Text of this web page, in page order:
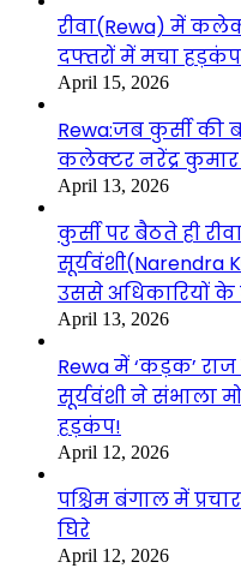
रीवा(Rewa) में
दफ्तरों में मचा
April 15, 2026
Rewa:जब कुर्सी की
कलेक्टर नरेंद्र कुमार
April 13, 2026
कुर्सी पर बैठते ही
सूर्यवंशी(Narendra
उससे अधिकारियों
April 13, 2026
Rewa में ‘कड़क’
सूर्यवंशी ने संभाला
हड़कंप!
April 12, 2026
पश्चिम बंगाल में
घिरे
April 12, 2026